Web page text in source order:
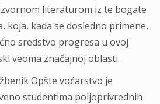
literaturom iz te bogate
koja, kada se dosledno primene,
sredstvo progresa u ovoj
veoma značajnoj oblasti.
Opšte voćarstvo je
studentima poljoprivrednih